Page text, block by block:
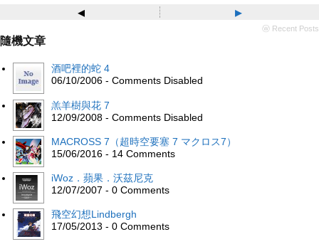
◂ ▸
ⓦ Recent Posts
隨機文章
酒吧裡的蛇 4
06/10/2006 - Comments Disabled
羔羊樹與花 7
12/09/2008 - Comments Disabled
MACROSS 7（超時空要塞 7 マクロス7）
15/06/2016 - 14 Comments
iWoz．蘋果．沃茲尼克
12/07/2007 - 0 Comments
飛空幻想Lindbergh
17/05/2013 - 0 Comments